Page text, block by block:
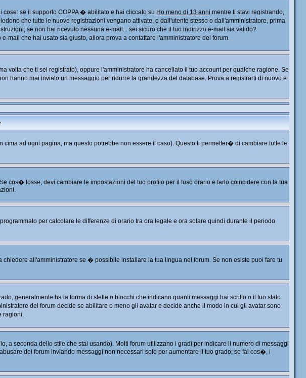
se il supporto COPPA � abilitato e hai cliccato su Ho meno di 13 anni mentre ti stavi registrando,
che tutte le nuove registrazioni vengano attivate, o dall'utente stesso o dall'amministratore, prima
se non hai ricevuto nessuna e-mail... sei sicuro che il tuo indirizzo e-mail sia valido?
mail che hai usato sia giusto, allora prova a contattare l'amministratore del forum.
che ti sei registrato), oppure l'amministratore ha cancellato il tuo account per qualche ragione. Se
hanno mai inviato un messaggio per ridurre la grandezza del database. Prova a registrarti di nuovo e
cima ad ogni pagina, ma questo potrebbe non essere il caso). Questo ti permetter� di cambiare tutte le
cos� fosse, devi cambiare le impostazioni del tuo profilo per il fuso orario e farlo coincidere con la tua
per calcolare le differenze di orario tra ora legale e ora solare quindi durante il periodo
all'amministratore se � possibile installare la tua lingua nel forum. Se non esiste puoi fare tu
generalmente ha la forma di stelle o blocchi che indicano quanti messaggi hai scritto o il tuo stato
del forum decide se abilitare o meno gli avatar e decide anche il modo in cui gli avatar sono
ragioni.
a seconda dello stile che stai usando). Molti forum utilizzano i gradi per indicare il numero di messaggi
del forum inviando messaggi non necessari solo per aumentare il tuo grado; se fai cos�, i